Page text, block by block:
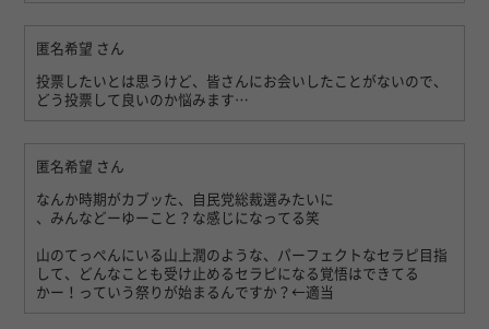
匿名希望 さん
投票したいとは思うけど、皆さんにお会いしたことがないので、
どう投票して良いのか悩みます…
匿名希望 さん
なんか時期がカブッた、自民党総裁選みたいに
、みんなどーゆーこと？な感じになってる笑
山のてっぺんにいる山上潤のような、パーフェクトなセラピ目指
して、どんなことも受け止めるセラピになる覚悟はできてる
かー！っていう祭りが始まるんですか？←適当